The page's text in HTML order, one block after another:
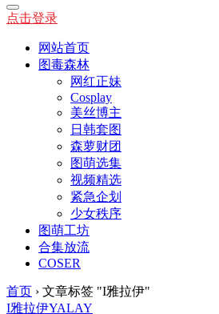
点击登录
网站首页
图毒森林
网红正妹
Cosplay
美丝博主
日韩套图
森萝财团
图萌选集
视频精选
紧急企划
少女秩序
图萌工坊
合集放流
COSER
首页 › 文章标签 "I雅拉伊"
I雅拉伊YALAY